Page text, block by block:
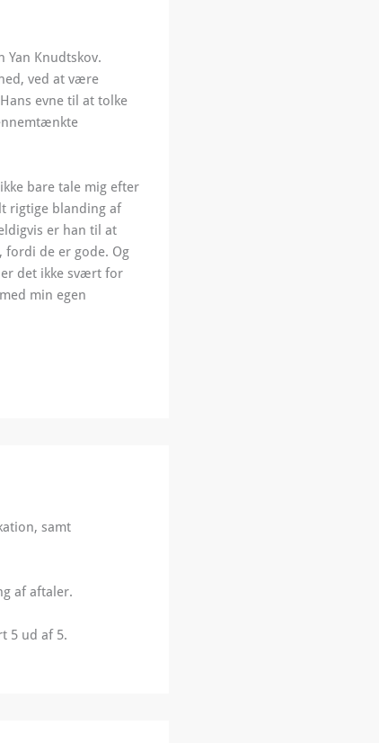
Knudtskov.
ved at være
Hans evne til at tolke
bare tale mig efter
rigtige blanding af
er han til at
fordi de er gode. Og
det ikke svært for
min egen
samt
af aftaler.
5 ud af 5.